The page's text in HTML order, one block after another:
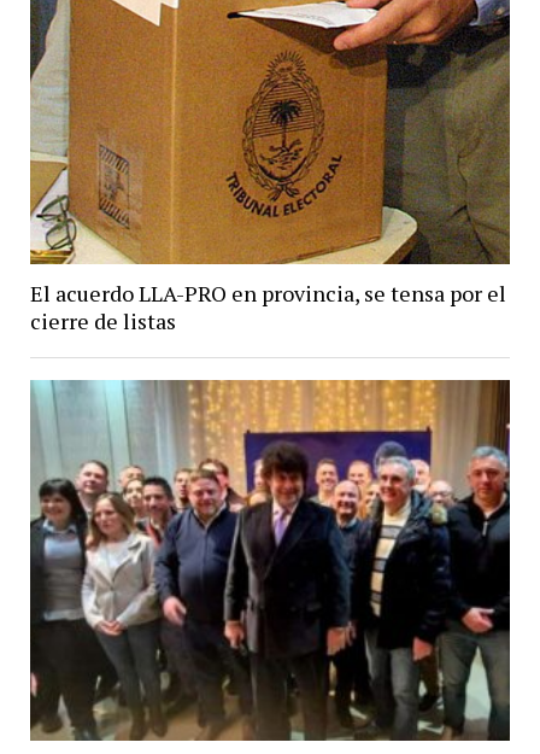
El acuerdo LLA-PRO en provincia, se tensa por el
cierre de listas